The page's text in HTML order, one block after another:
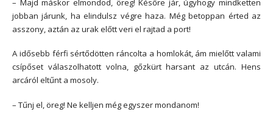
jobban járunk, ha elindulsz végre haza. Még betoppan érted az
asszony, aztán az urak előtt veri el rajtad a port!
A idősebb férfi sértődötten ráncolta a homlokát, ám mielőtt valami
csípőset válaszolhatott volna, gőzkürt harsant az utcán. Hens
arcáról eltűnt a mosoly.
– Tűnj el, öreg! Ne kelljen még egyszer mondanom!